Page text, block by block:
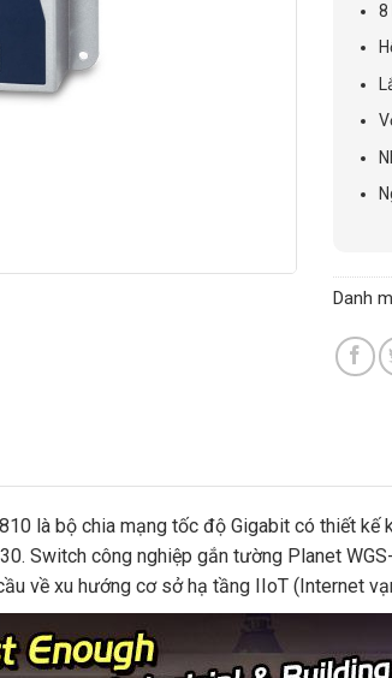
8
Danh
là bộ chia mạng tốc độ Gigabit có thiết
Switch công nghiệp gắn tường Planet
về xu hướng cơ sở hạ tầng IIoT (Internet